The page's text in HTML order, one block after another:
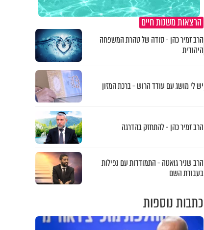
הרצאות משנות חיים
הרב זמיר כהן - סודה של טהרת המשפחה
היהודית
יש לי מושג עם עודד הרוש - ברכת המזון
הרב זמיר כהן - להתחזק בהדרגה
הרב שניר גואטה - התמודדות עם נפילות
בעבודת השם
כתבות נוספות